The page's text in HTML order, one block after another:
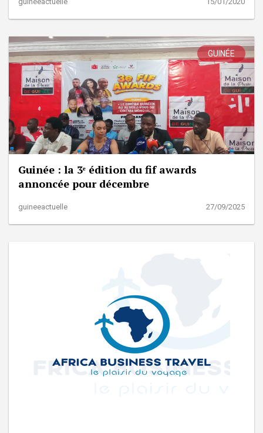
GUINÉE
Guinée : la 3ᵉ édition du fif awards
annoncée pour décembre
guineeactuelle 27/09/2025